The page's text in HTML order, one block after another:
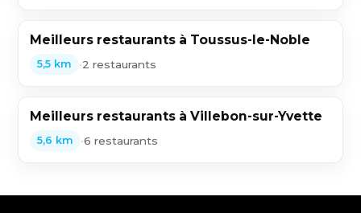
Meilleurs restaurants à Toussus-le-Noble
5,5 km •2 restaurants
Meilleurs restaurants à Villebon-sur-Yvette
5,6 km •6 restaurants